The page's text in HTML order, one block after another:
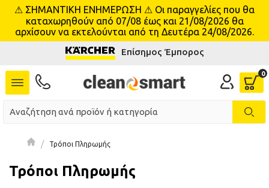
menu
⚠ ΣΗΜΑΝΤΙΚΗ ΕΝΗΜΕΡΩΣΗ ⚠ Οι παραγγελίες που θα
καταχωρηθούν από 07/08 έως και 21/08/2026 θα
αρχίσουν να εκτελούνται από τη Δευτέρα 24/08/2026.
Επίσημος Έμπορος
Τρόποι Πληρωμής
Τρόποι Πληρωμής